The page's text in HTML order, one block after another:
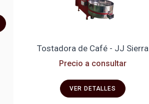
Tostadora de Café - JJ Sierra
Precio a consultar
VER DETALLES